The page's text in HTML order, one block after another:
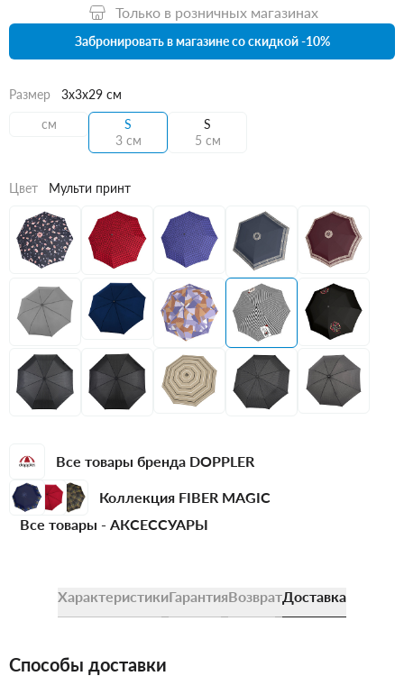
Только в розничных магазинах
Забронировать в магазине со скидкой -10%
Размер
3x3x29 см
см
S
3 см
S
5 см
Цвет Мульти принт
Все товары бренда DOPPLER
Коллекция FIBER MAGIC
Все товары - АКСЕССУАРЫ
ХарактеристикиГарантияВозвратДоставка
Способы доставки